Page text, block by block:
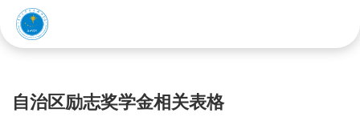
自治区励志奖学金相关表格